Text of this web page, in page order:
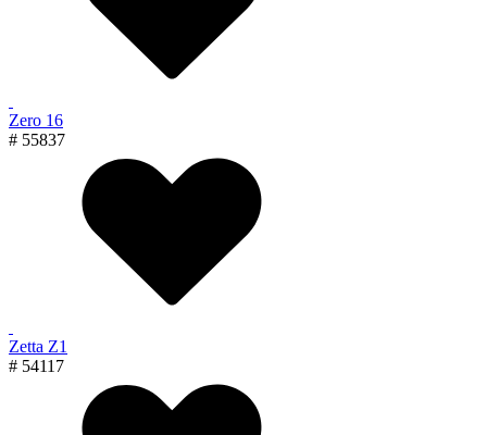
Zero 16
# 55837
Zetta Z1
# 54117